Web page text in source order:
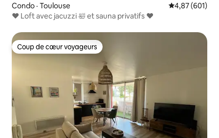
Condo · Toulouse Note
4,87 (601)
♥️ Loft avec jacuzzi 🛀 et sauna privatifs ♥️
Coup de cœur voyageurs
Coup de cœur voyageurs